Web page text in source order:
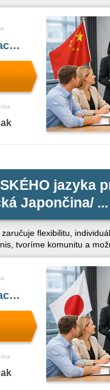
jazyka
Japončina/ ...
flexibilitu,
tvoríme komunitu a